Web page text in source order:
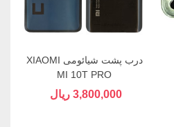
درب پشت شیائومی XIAOMI
MI 10T PRO
3,800,000 ریال